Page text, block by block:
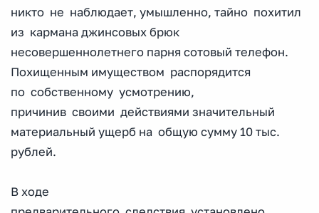
никто не наблюдает, умышленно, тайно похитил
из кармана джинсовых брюк
несовершеннолетнего парня сотовый телефон.
Похищенным имуществом распорядится
по собственному усмотрению,
причинив своими действиями значительный
материальный ущерб на общую сумму 10 тыс.
рублей.
В ходе